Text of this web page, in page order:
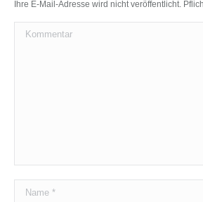
Ihre E-Mail-Adresse wird nicht veröffentlicht.
Kommentar
Name *